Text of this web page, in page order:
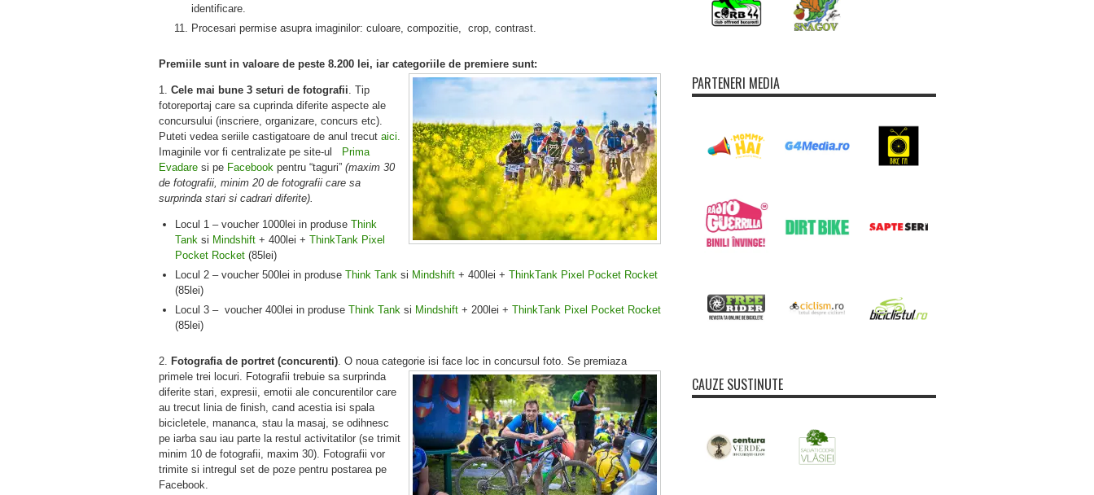
identificare.
Procesari permise asupra imaginilor: culoare, compozitie, crop, contrast.
Premiile sunt in valoare de peste 8.200 lei, iar categoriile de premiere sunt:
1. Cele mai bune 3 seturi de fotografii . Tip
fotoreportaj care sa cuprinda diferite aspecte ale
concursului (inscriere, organizare, concurs etc).
Puteti vedea seriile castigatoare de anul trecut aici.
Imaginile vor fi centralizate pe site-ul
Prima
Evadaresi pe Facebook pentru “taguri” (maxim 30
de fotografii, minim 20 de fotografii care sa
surprinda stari si cadrari diferite).
Locul 1 – voucher 1000lei in produseThink
Tank si Mindshift+ 400lei + ThinkTank Pixel
Pocket Rocket (85lei)
Locul 2 – voucher 500lei in produseThink Tank si Mindshift+ 400lei + ThinkTank Pixel Pocket Rocket
(85lei)
Locul 3 – voucher 400lei in produseThink Tank si Mindshift+ 200lei + ThinkTank Pixel Pocket Rocket
(85lei)
2. Fotografia de portret (concurenti). O noua categorie isi face loc in concursul foto. Se premiaza
primele trei locuri.
Fotografii trebuie sa surprinda
diferite stari, expresii, emotii ale concurentilor care
au trecut linia de finish, cand acestia isi spala
bicicletele, mananca, stau la masaj, se odihnesc
pe iarba sau iau parte la restul activitatilor (se trimit
minim 10 de fotografii, maxim 30). Fotografii vor
trimite si intregul set de poze pentru postarea pe
Facebook.
PARTENERI MEDIA
CAUZE SUSTINUTE